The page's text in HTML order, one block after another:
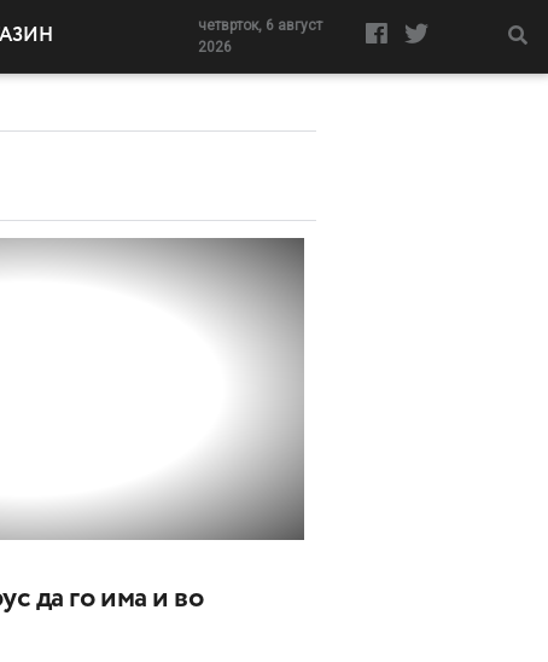
четврток, 6 август
2026
да го има и во